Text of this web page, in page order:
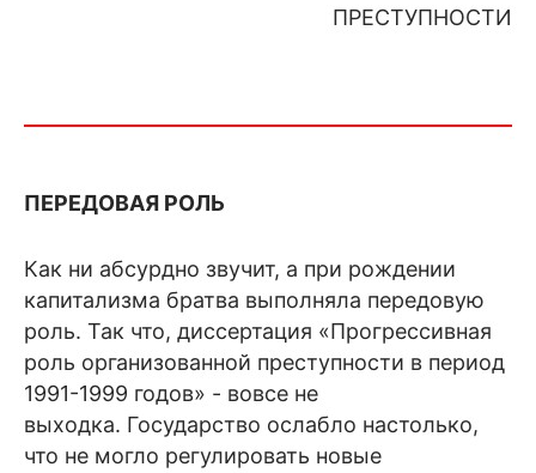
ПРЕСТУПНОСТИ
ПЕРЕДОВАЯ РОЛЬ
Как ни абсурдно звучит, а при рождении
капитализма братва выполняла передовую
роль. Так что, диссертация «Прогрессивная
роль организованной преступности в период
1991-1999 годов» - вовсе не
выходка. Государство ослабло настолько,
что не могло регулировать новые